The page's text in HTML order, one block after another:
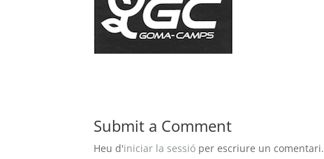
Submit a Comment
Heu d'iniciar la sessió per escriure un comentari.